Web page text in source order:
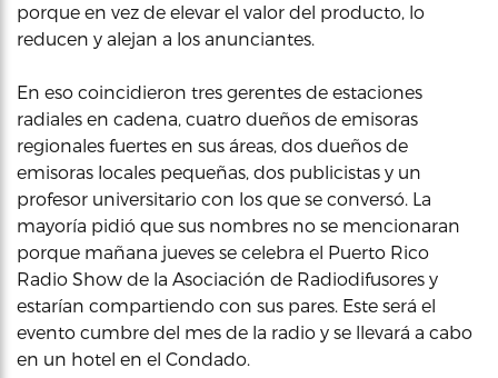
porque en vez de elevar el valor del producto, lo
reducen y alejan a los anunciantes.
En eso coincidieron tres gerentes de estaciones
radiales en cadena, cuatro dueños de emisoras
regionales fuertes en sus áreas, dos dueños de
emisoras locales pequeñas, dos publicistas y un
profesor universitario con los que se conversó. La
mayoría pidió que sus nombres no se mencionaran
porque mañana jueves se celebra el Puerto Rico
Radio Show de la Asociación de Radiodifusores y
estarían compartiendo con sus pares. Este será el
evento cumbre del mes de la radio y se llevará a cabo
en un hotel en el Condado.